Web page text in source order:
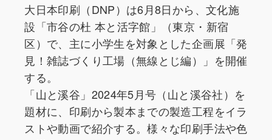
大日本印刷（DNP）は6月8日から、文化施
設「市谷の杜 本と活字館」（東京・新宿
区）で、主に小学生を対象とした企画展「発
見！雑誌づくり工場（無線とじ編）」を開催
する。
「山と溪谷」2024年5月号（山と溪谷社）を
題材に、印刷から製本までの製造工程をイラ
ストや動画で紹介する。様々な印刷手法や色